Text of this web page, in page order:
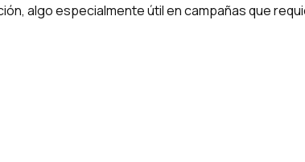
algo especialmente útil en campañas que